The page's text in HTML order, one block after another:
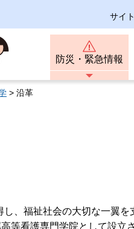
サイ
防災・緊急情報
> 沿革
、福祉社会の大切な一翼
等看護専門学院として設立